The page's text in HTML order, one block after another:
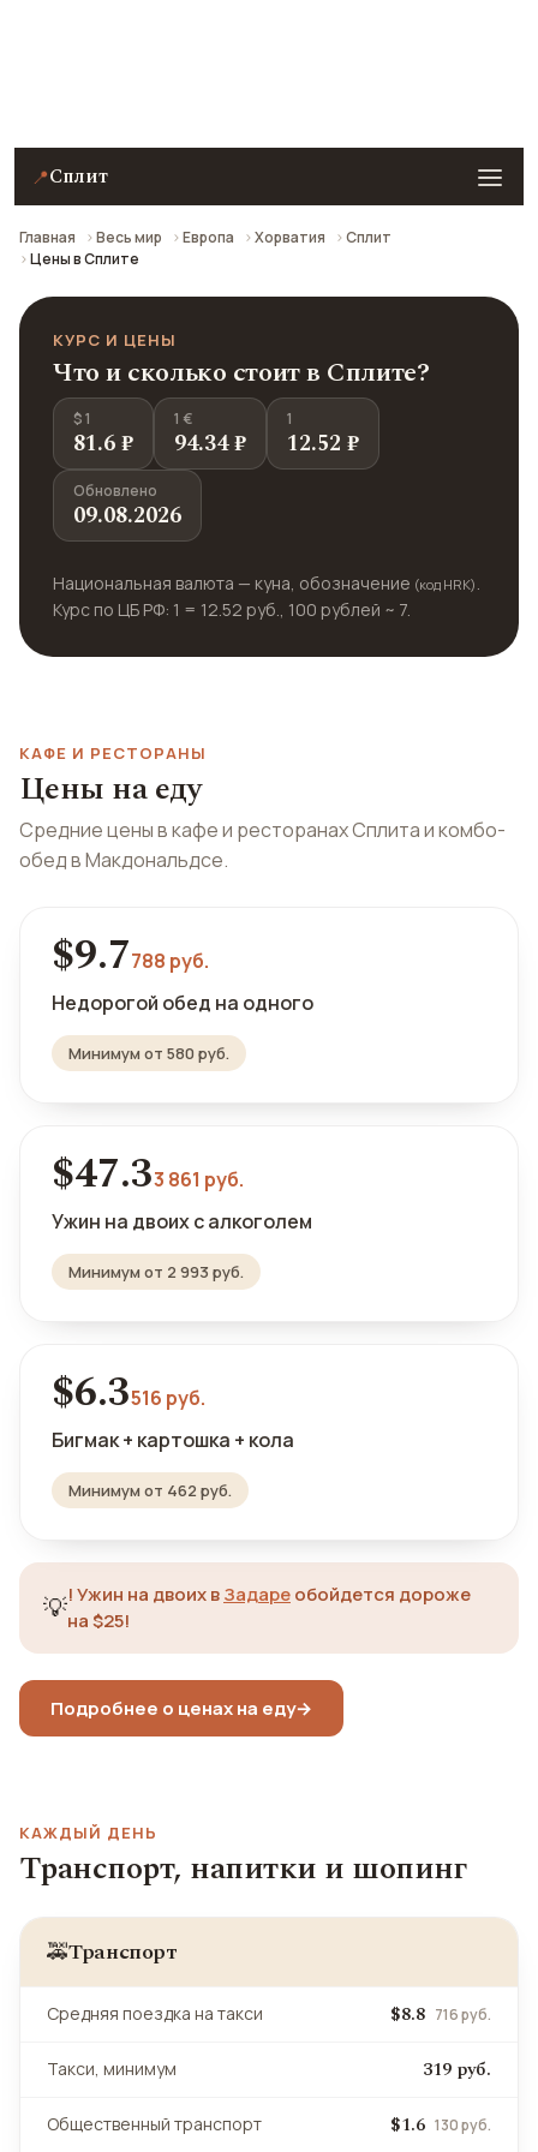
📍Сплит
Главная Весь мир Европа Хорватия
Сплит
Цены в Сплите
КУРС И ЦЕНЫ
Что и сколько стоит в Сплите?
$ 1
81.6 ₽
1 €
94.34 ₽
1
12.52 ₽
Обновлено
09.08.2026
Национальная валюта — куна, обозначение (код HRK) .
Курс по ЦБ РФ: 1 = 12.52 руб., 100 рублей ~ 7.
КАФЕ И РЕСТОРАНЫ
Цены на еду
Средние цены в кафе и ресторанах Сплита и комбо-
обед в Макдональдсе.
$9.7788 руб.
Недорогой обед на одного
Минимум от 580 руб.
$47.33 861 руб.
Ужин на двоих с алкоголем
Минимум от 2 993 руб.
$6.3516 руб.
Бигмак + картошка + кола
Минимум от 462 руб.
💡!Ужин на двоих вЗадареобойдется дороже
на $25!
Подробнее о ценах на еду→
КАЖДЫЙ ДЕНЬ
Транспорт, напитки и шопинг
🚕Транспорт
Средняя поездка на такси $8.8 716 руб.
Такси, минимум 319 руб.
Общественный транспорт $1.6 130 руб.